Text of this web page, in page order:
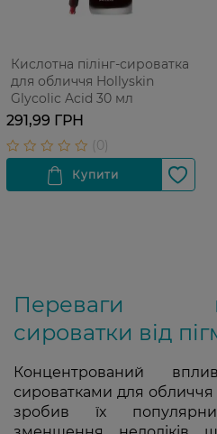
Кислотна пілінг-сироватка
для обличчя Hollyskin
Glycolic Acid 30 мл
291,99 ГРН
Переваги
сироватки від
Концентрований
сироватками для обличчя
зробив їх